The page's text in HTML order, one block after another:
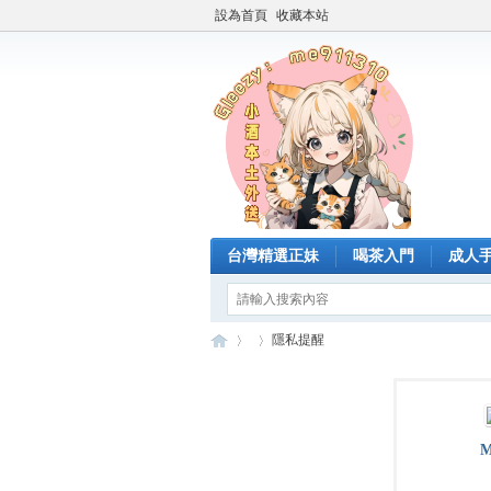
設為首頁 收藏本站
台灣精選正妹 喝茶入門 成人
隱私提醒